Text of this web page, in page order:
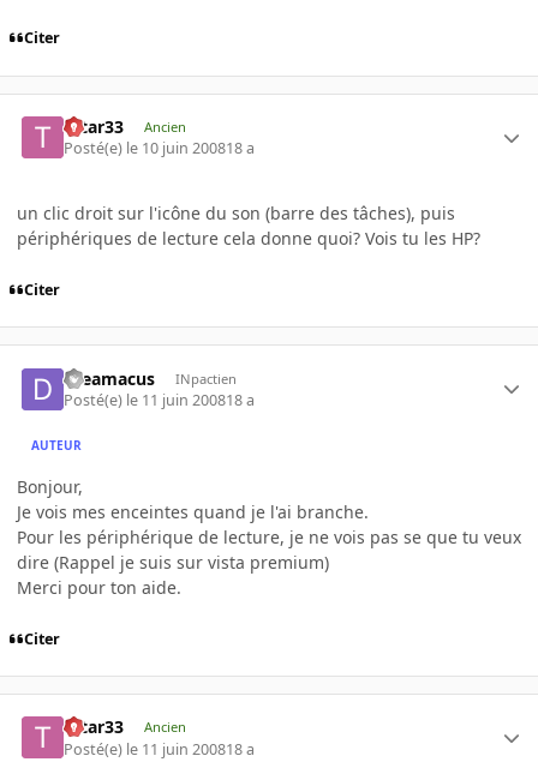
Citer
tatar33 Ancien
Posté(e) le 10 juin 200818 a
un clic droit sur l'icône du son (barre des tâches), puis
périphériques de lecture cela donne quoi? Vois tu les HP?
Citer
dreamacus INpactien
Posté(e) le 11 juin 200818 a
AUTEUR
Bonjour,
Je vois mes enceintes quand je l'ai branche.
Pour les périphérique de lecture, je ne vois pas se que tu veux
dire (Rappel je suis sur vista premium)
Merci pour ton aide.
Citer
tatar33 Ancien
Posté(e) le 11 juin 200818 a